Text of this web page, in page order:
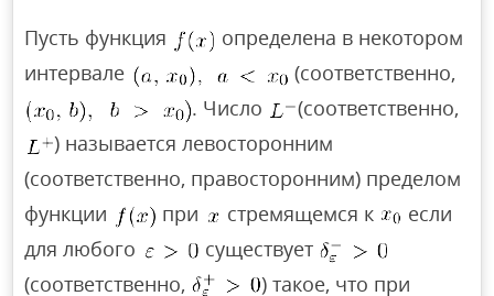
Пусть функция
определена в некотором
интервале
(соответственно,
. Число
(соответственно,
) называется левосторонним
(соответственно, правосторонним) пределом
функции
при стремящемся к
если
для любого
существует
(соответственно,
) такое, что при